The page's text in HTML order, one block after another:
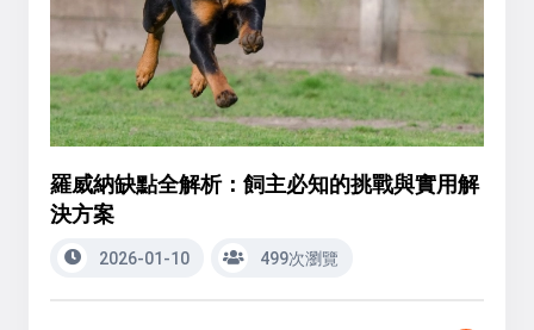
羅威納缺點全解析：飼主必知的挑戰與實用解
決方案
2026-01-10 499次瀏覽